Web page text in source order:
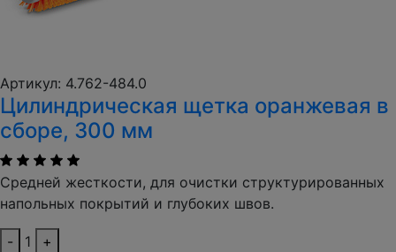
Артикул: 4.762-484.0
Цилиндрическая щетка оранжевая в
сборе, 300 мм
Средней жесткости, для очистки структурированных
напольных покрытий и глубоких швов.
- 1
+